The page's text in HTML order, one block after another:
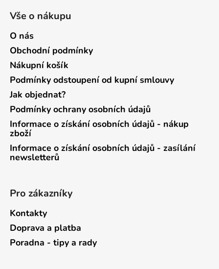
Vše o nákupu
O nás
Obchodní podmínky
Nákupní košík
Podmínky odstoupení od kupní smlouvy
Jak objednat?
Podmínky ochrany osobních údajů
Informace o získání osobních údajů - nákup
zboží
Informace o získání osobních údajů - zasílání
newsletterů
Pro zákazníky
Kontakty
Doprava a platba
Poradna - tipy a rady